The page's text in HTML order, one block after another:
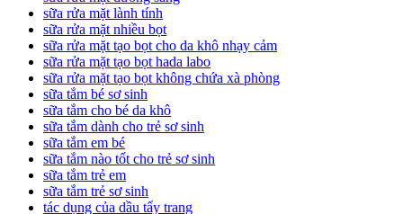
sữa rửa mặt lành tính
sữa rửa mặt nhiều bọt
sữa rửa mặt tạo bọt cho da khô nhạy cảm
sữa rửa mặt tạo bọt hada labo
sữa rửa mặt tạo bọt không chứa xà phòng
sữa tắm bé sơ sinh
sữa tắm cho bé da khô
sữa tắm dành cho trẻ sơ sinh
sữa tắm em bé
sữa tắm nào tốt cho trẻ sơ sinh
sữa tắm trẻ em
sữa tắm trẻ sơ sinh
tác dụng của dầu tẩy trang